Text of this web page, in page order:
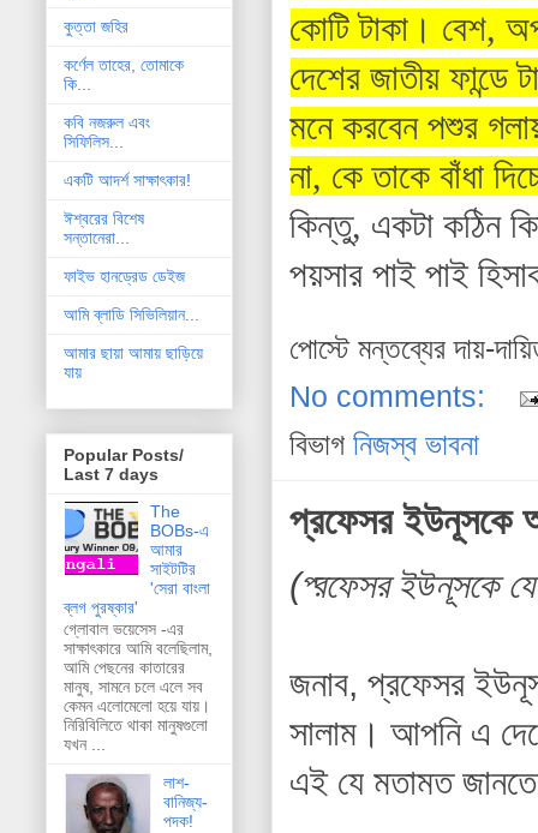
কোটি টাকা। বেশ,
দেশের জাতীয় ফান্ডে
মনে করবেন পশুর
না, কে তাকে বাঁধা
কিন্তু, একটা কঠিন
পয়সার পাই পাই
পোস্টে মন্তব্যের দায়-
No comments:
বিভাগনিজস্ব ভাবনা
প্রফেসর ইউনূসকে
(প্রফেসর ইউনূসকে
জনাব, প্রফেসর
সালাম। আপনি এ
এই যে মতামত
কুত্তা জহির
কর্ণেল তাহের, তোমাকে
কি...
কবি নজরুল এবং
সিফিলিস...
একটি আদর্শ সাক্ষাৎকার!
ঈশ্বরের বিশেষ
সন্তানেরা...
ফাইভ হানড্রেড ডেইজ
আমি ব্লাডি সিভিলিয়ান...
আমার ছায়া আমায় ছাড়িয়ে
যায়
Popular Posts/
Last 7 days
The
BOBs-এ
আমার
সাইটটির
'সেরা বাংলা
ব্লগ পুরষ্কার'
গ্লোবাল ভয়েসেস -এর
সাক্ষাৎকারে আমি বলেছিলাম,
আমি পেছনের কাতারের
মানুষ, সামনে চলে এলে সব
কেমন এলোমেলো হয়ে যায়।
নিরিবিলিতে থাকা মানুষগুলো
যখন ...
লাশ-
বানিজ্য-
পদক!